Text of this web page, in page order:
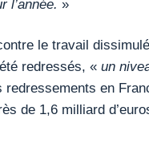
l’année. »
le travail
redressés, « un
redressements en
de 1,6 milliard